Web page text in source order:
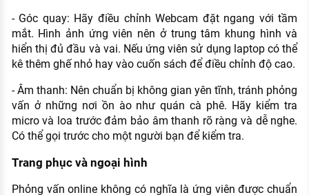
- Góc quay: Hãy điều chỉnh Webcam đặt ngang với tầm
mắt. Hình ảnh ứng viên nên ở trung tâm khung hình và
hiển thị đủ đầu và vai. Nếu ứng viên sử dụng laptop có thể
kê thêm ghế nhỏ hay vào cuốn sách để điều chỉnh độ cao.
- Âm thanh: Nên chuẩn bị không gian yên tĩnh, tránh phỏng
vấn ở những nơi ồn ào như quán cà phê. Hãy kiểm tra
micro và loa trước đảm bảo âm thanh rõ ràng và dễ nghe.
Có thể gọi trước cho một người bạn để kiểm tra.
Trang phục và ngoại hình
Phỏng vấn online không có nghĩa là ứng viên được chuẩn